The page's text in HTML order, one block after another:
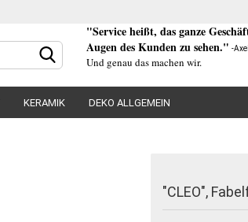
"Service heißt, das ganze
Augen des Kunden zu sehen." -
Und genau das machen wir.
KERAMIK DEKO ALLGEMEIN
"CLEO",